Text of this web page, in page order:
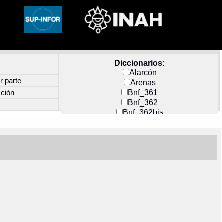
Diccionarios:
Alarcón
Arenas
Bnf_361
Bnf_362
Bnf_362bis
Docs_México
parte